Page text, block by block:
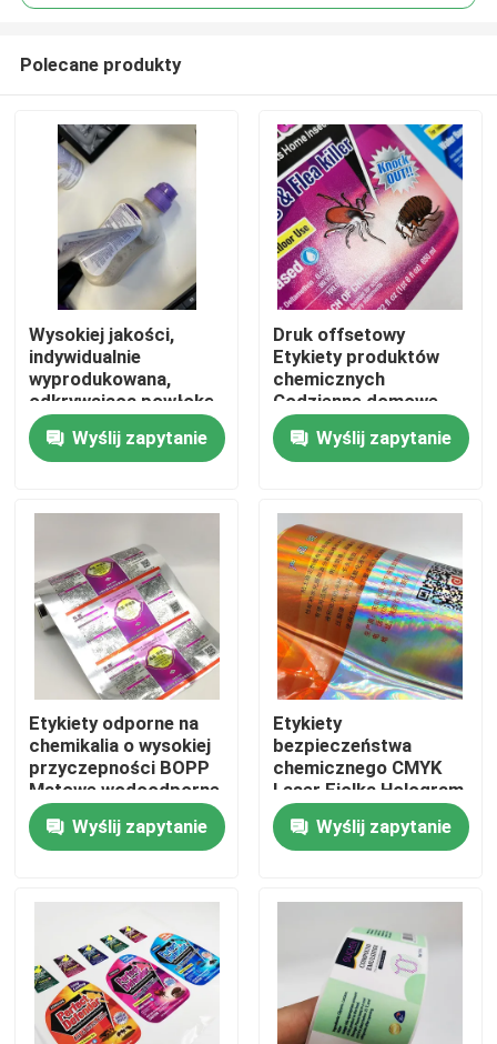
Dom
O nas
Produkty
Naklejki samoprzylepne
Naklejki na etykiety opakowań
Niestandardowe etykiety detaliczne
Etykiety na butelki z napojami
Wodoodporne etykiety kosmetyczne
Polecane produkty
Wysokiej jakości,
indywidualnie
wyprodukowana,
odkrywająca powłokę,
druk z dwóch stron,
naklejka
wielowarstwowa, klej
użytkowanie
Wyślij zapytanie
Druk offsetowy
Etykiety produktów
chemicznych
Codzienne domowe
etykiety rolkowe Bopp
Wyślij zapytanie
Etykiety odporne na
chemikalia o wysokiej
przyczepności BOPP
Matowe wodoodporne
naklejki winylowe
Wyślij zapytanie
Etykiety
bezpieczeństwa
chemicznego CMYK
Laser Fiolka Hologram
Wodoodporne etykiety
samoprzylepne
Wyślij zapytanie